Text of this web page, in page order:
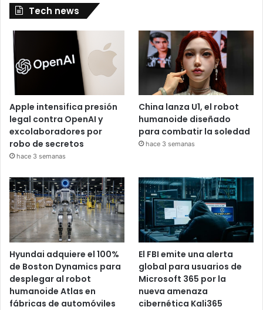
Tech news
Apple intensifica presión
legal contra OpenAI y
excolaboradores por
robo de secretos
hace 3 semanas
China lanza U1, el robot
humanoide diseñado
para combatir la soledad
hace 3 semanas
Hyundai adquiere el 100%
de Boston Dynamics para
desplegar al robot
humanoide Atlas en
fábricas de automóviles
El FBI emite una alerta
global para usuarios de
Microsoft 365 por la
nueva amenaza
cibernética Kali365